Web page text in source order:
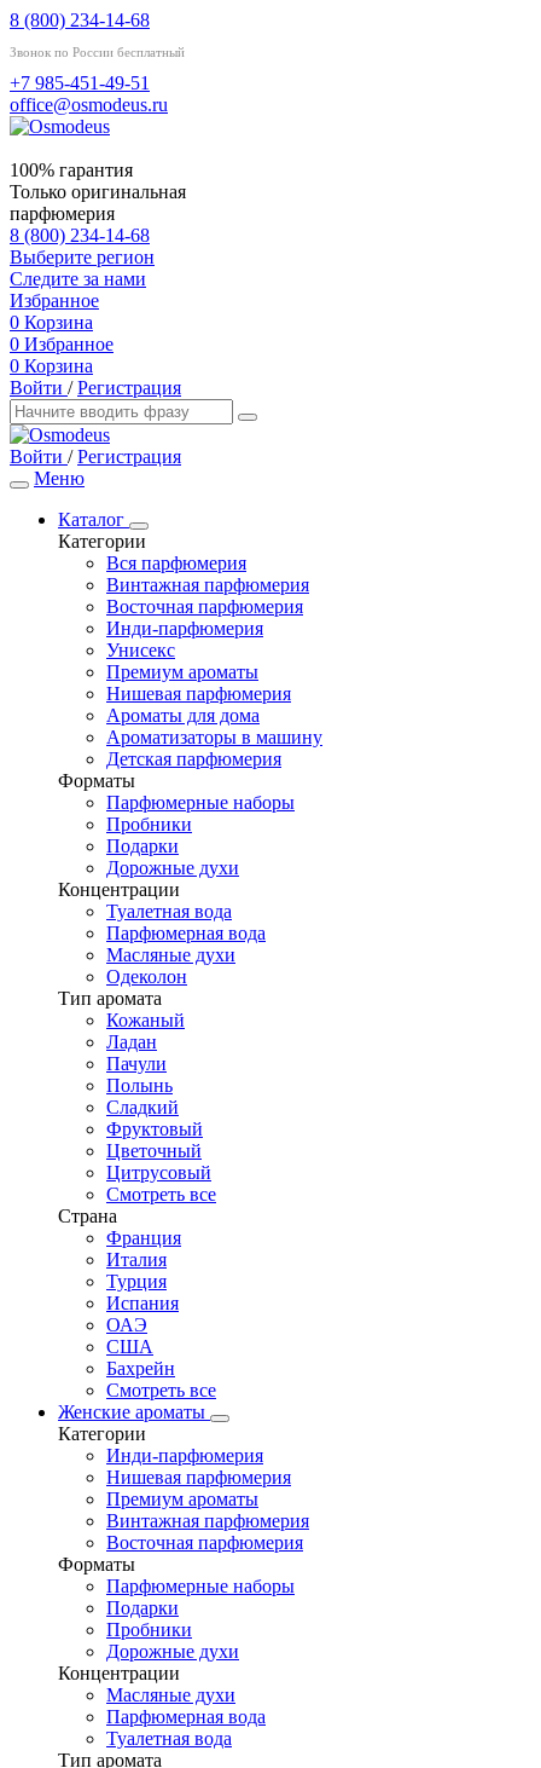
8 (800) 234-14-68
Звонок по России бесплатный
+7 985-451-49-51
office@osmodeus.ru
100% гарантия
Только оригинальная
парфюмерия
8 (800) 234-14-68
Выберите регион
Следите за нами
Избранное
0 Корзина
0 Избранное
0 Корзина
Войти / Регистрация
Войти / Регистрация
Меню
Каталог
Категории
Вся парфюмерия
Винтажная парфюмерия
Восточная парфюмерия
Инди-парфюмерия
Унисекс
Премиум ароматы
Нишевая парфюмерия
Ароматы для дома
Ароматизаторы в машину
Детская парфюмерия
Форматы
Парфюмерные наборы
Пробники
Подарки
Дорожные духи
Концентрации
Туалетная вода
Парфюмерная вода
Масляные духи
Одеколон
Тип аромата
Кожаный
Ладан
Пачули
Полынь
Сладкий
Фруктовый
Цветочный
Цитрусовый
Смотреть все
Страна
Франция
Италия
Турция
Испания
ОАЭ
США
Бахрейн
Смотреть все
Женские ароматы
Категории
Инди-парфюмерия
Нишевая парфюмерия
Премиум ароматы
Винтажная парфюмерия
Восточная парфюмерия
Форматы
Парфюмерные наборы
Подарки
Пробники
Дорожные духи
Концентрации
Масляные духи
Парфюмерная вода
Туалетная вода
Тип аромата